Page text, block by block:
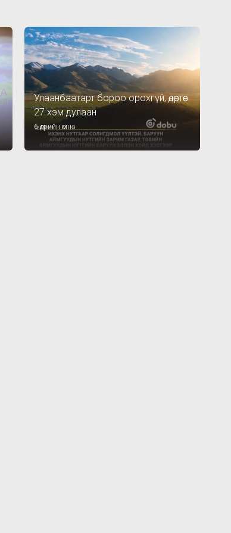
Улаанбаатарт бороо орохгүй, өдөртөө
27 хэм дулаан
6 өдрийн өмнө